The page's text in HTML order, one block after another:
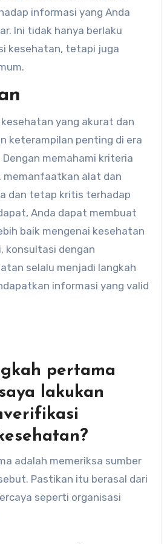
informasi yang Anda
Ini tidak hanya berlaku
kesehatan, tetapi juga
yang akurat dan
keterampilan penting di era
memahami kriteria
memanfaatkan alat dan
dan tetap kritis terhadap
Anda dapat membuat
baik mengenai kesehatan
konsultasi dengan
selalu menjadi langkah
informasi yang valid
pertama
lakukan
adalah memeriksa sumber
Pastikan itu berasal dari
seperti organisasi